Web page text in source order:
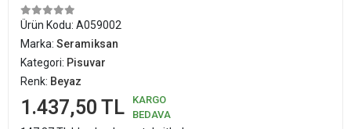
Ürün Kodu: A059002
Marka: Seramiksan
Kategori: Pisuvar
Renk: Beyaz
1.437,50 TL
KARGO
BEDAVA